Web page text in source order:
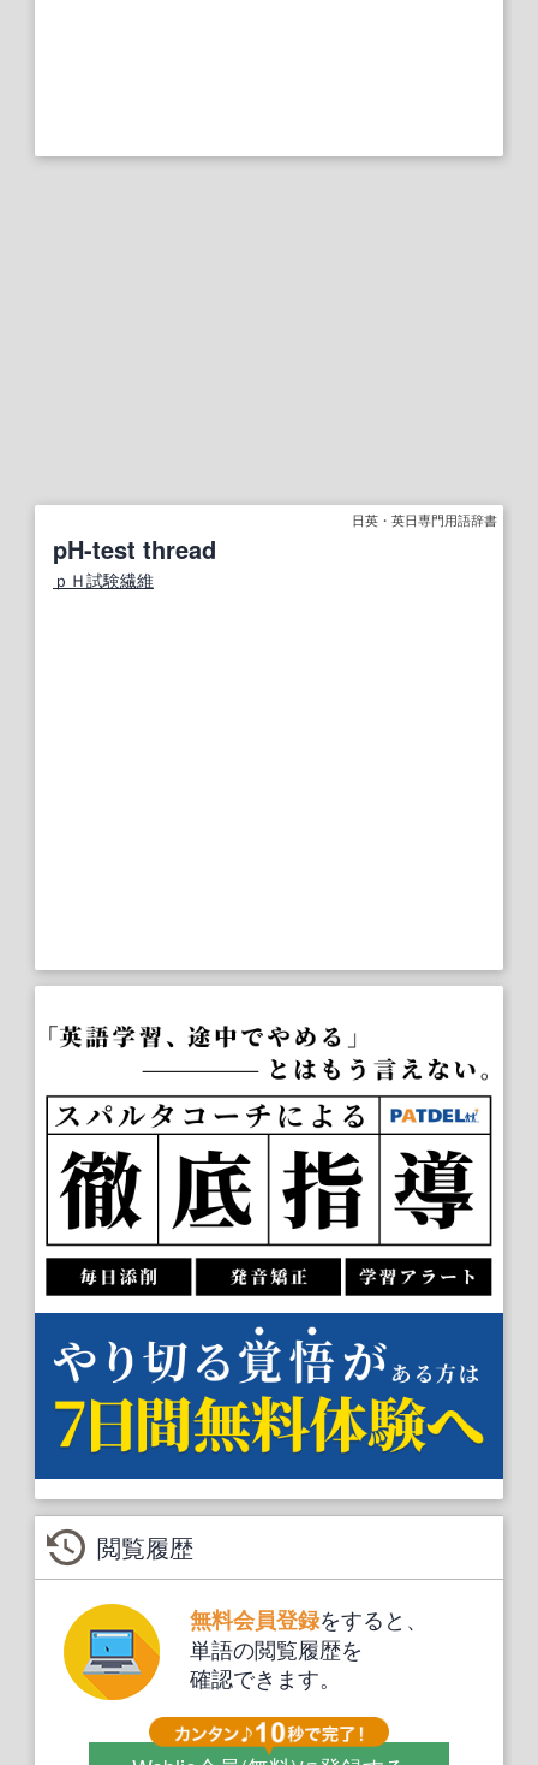
日英・英日専門用語辞書
pH-test thread
ｐＨ試験繊維
閲覧履歴
無料会員登録をすると、
単語の閲覧履歴を
確認できます。